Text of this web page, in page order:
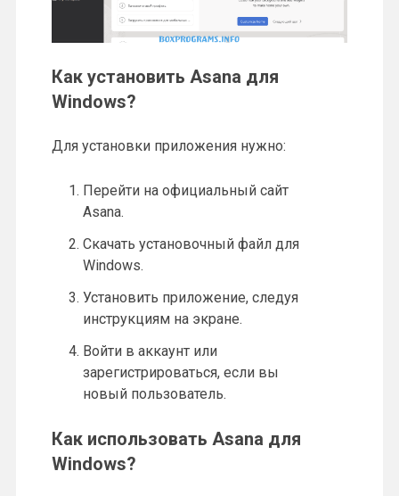
Как установить Asana для
Windows?
Для установки приложения нужно:
Перейти на официальный сайт
Asana.
Скачать установочный файл для
Windows.
Установить приложение, следуя
инструкциям на экране.
Войти в аккаунт или
зарегистрироваться, если вы
новый пользователь.
Как использовать Asana для
Windows?